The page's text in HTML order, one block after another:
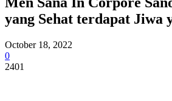
yang Sehat terdapat Jiwa
October 18, 2022
0
2401